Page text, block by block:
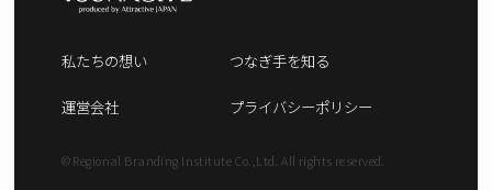
私たちの想い つなぎ手を知る
運営会社 プライバシーポリシー
© Regional Branding Institute Co.,Ltd. All rights reserved.